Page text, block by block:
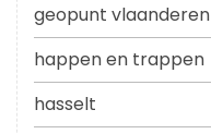
geopunt vlaanderen
happen en trappen
hasselt